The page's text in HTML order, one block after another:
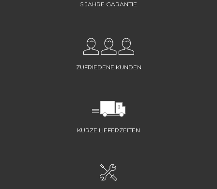
5 JAHRE GARANTIE
ZUFRIEDENE KUNDEN
KURZE LIEFERZEITEN